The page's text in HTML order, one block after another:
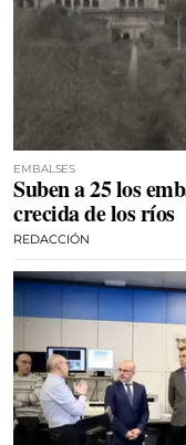
EMBALSES
Suben a 25 los
crecida de los ríos
REDACCIÓN